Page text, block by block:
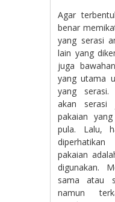
Agar
benar
yang serasi
lain yang
juga
yang utama
yang serasi.
akan serasi
pakaian
pula. Lalu,
pakaian
digunakan.
sama atau
namun